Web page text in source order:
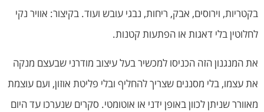
בקטריות, וירוסים, אבק, ריחות, נבגי עובש ועוד. בקיצור: אוויר נקי
לחלוטין בלי דאגות או הפתעות קטנות.
את המנגנון הזה הכניסו למכשיר בעל עיצוב מודרני שבעצם מנקה
את עצמו, בלי מסננים שצריך להחליף ובלי פליטת אוזון, ועם עוצמת
מאוורר שניתן לכוון באופן ידני או אוטומטי. סקרים שנערכו עד היום